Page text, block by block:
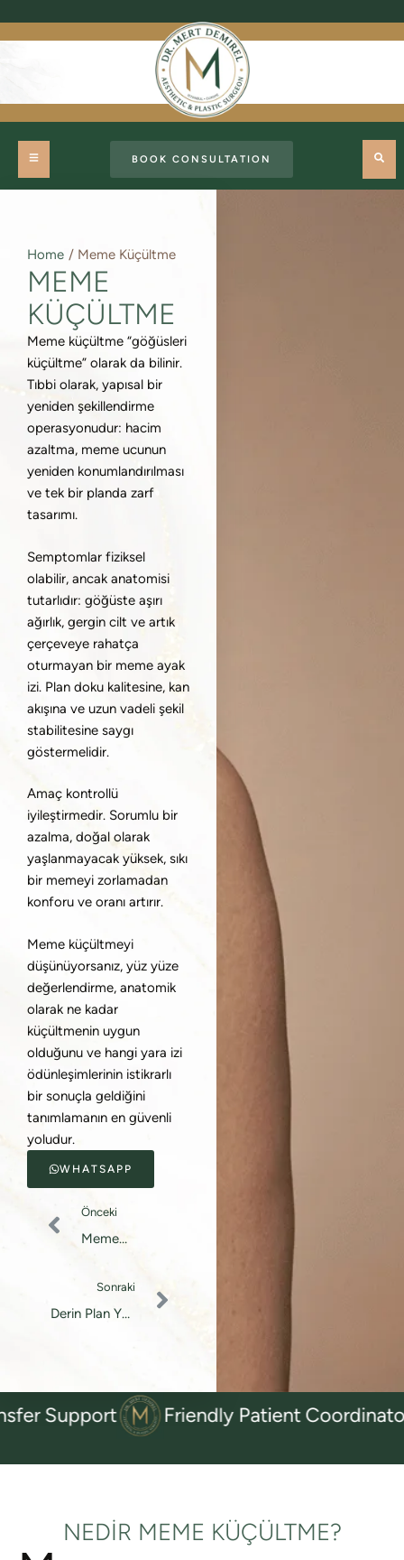
BOOK CONSULTATION
Home / Meme Küçültme
MEME
KÜÇÜLTME
Meme küçültme “göğüsleri
küçültme” olarak da bilinir.
Tıbbi olarak, yapısal bir
yeniden şekillendirme
operasyonudur: hacim
azaltma, meme ucunun
yeniden konumlandırılması
ve tek bir planda zarf
tasarımı.
Semptomlar fiziksel
olabilir, ancak anatomisi
tutarlıdır: göğüste aşırı
ağırlık, gergin cilt ve artık
çerçeveye rahatça
oturmayan bir meme ayak
izi. Plan doku kalitesine, kan
akışına ve uzun vadeli şekil
stabilitesine saygı
göstermelidir.
Amaç kontrollü
iyileştirmedir. Sorumlu bir
azalma, doğal olarak
yaşlanmayacak yüksek, sıkı
bir memeyi zorlamadan
konforu ve oranı artırır.
Meme küçültmeyi
düşünüyorsanız, yüz yüze
değerlendirme, anatomik
olarak ne kadar
küçültmenin uygun
olduğunu ve hangi yara izi
ödünleşimlerinin istikrarlı
bir sonuçla geldiğini
tanımlamanın en güvenli
yoludur.
WHATSAPP
Önceki
Meme
Sonraki
Derin Plan Yüz
Friendly Patient Coordinators
NEDIR MEME KÜÇÜLTME?